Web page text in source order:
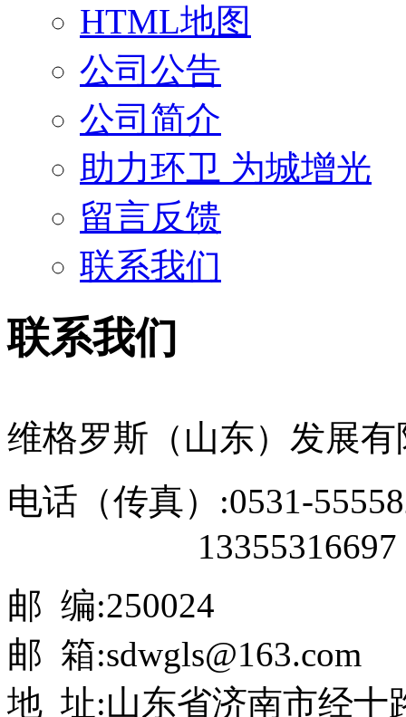
HTML地图
公司公告
公司简介
助力环卫 为城增光
留言反馈
联系我们
联系我们
维格罗斯（山东）发展有
电话（传真）:0531-
13355316697
邮 编:250024
邮 箱:sdwgls@163.com
地 址:山东省济南市经十